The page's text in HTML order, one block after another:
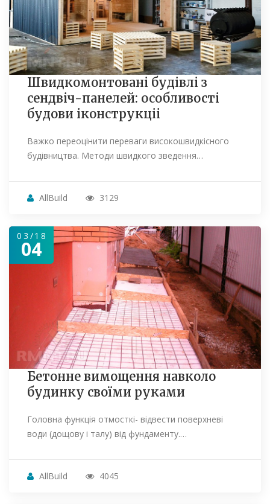
Швидкомонтовані будівлі з
сендвіч-панелей: особливості
будови іконструкціі
Важко переоцінити переваги високошвидкісного
будівництва. Методи швидкого зведення…
AllBuild 3129
03/18
04
Бетонне вимощення навколо
будинку своїми руками
Головна функція отмосткі- відвести поверхневі
води (дощову і талу) від фундаменту.…
AllBuild 4045